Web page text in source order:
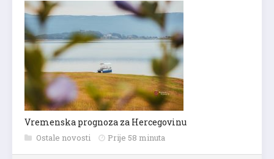
Vremenska prognoza za Hercegovinu
Ostale novosti Prije 58 minuta